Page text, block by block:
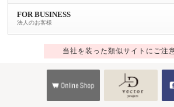
FOR BUSINESS
法人のお客様
当社を装った類似サイトにご注